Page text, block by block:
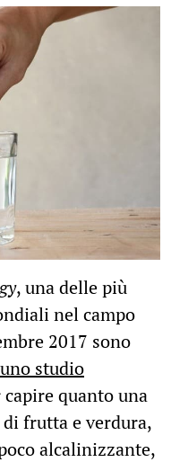
, una delle più
nel campo
2017 sono
studio
quanto una
frutta e verdura,
alcalinizzante,